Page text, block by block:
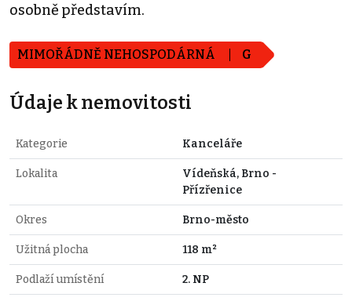
osobně představím.
MIMOŘÁDNĚ NEHOSPODÁRNÁ G
Údaje k nemovitosti
Kategorie Kanceláře
Lokalita
Vídeňská, Brno -
Přízřenice
Okres Brno-město
Užitná plocha 118 m²
Podlaží umístění 2. NP